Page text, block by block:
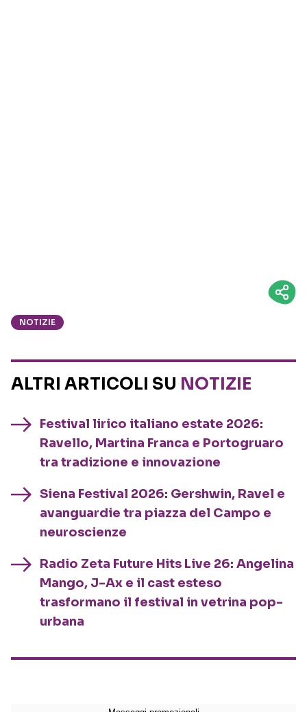
NOTIZIE
ALTRI ARTICOLI SU NOTIZIE
Festival lirico italiano estate 2026:
Ravello, Martina Franca e Portogruaro
tra tradizione e innovazione
Siena Festival 2026: Gershwin, Ravel e
avanguardie tra piazza del Campo e
neuroscienze
Radio Zeta Future Hits Live 26: Angelina
Mango, J-Ax e il cast esteso
trasformano il festival in vetrina pop-
urbana